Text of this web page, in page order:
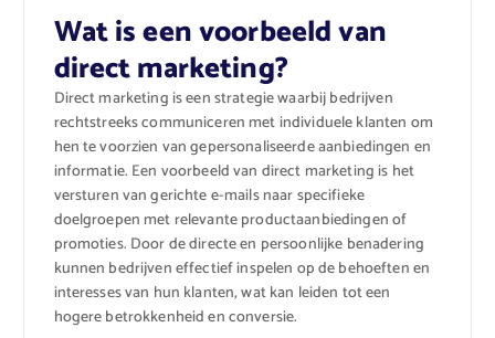
Wat is een voorbeeld van
direct marketing?
Direct marketing is een strategie waarbij bedrijven
rechtstreeks communiceren met individuele klanten om
hen te voorzien van gepersonaliseerde aanbiedingen en
informatie. Een voorbeeld van direct marketing is het
versturen van gerichte e-mails naar specifieke
doelgroepen met relevante productaanbiedingen of
promoties. Door de directe en persoonlijke benadering
kunnen bedrijven effectief inspelen op de behoeften en
interesses van hun klanten, wat kan leiden tot een
hogere betrokkenheid en conversie.